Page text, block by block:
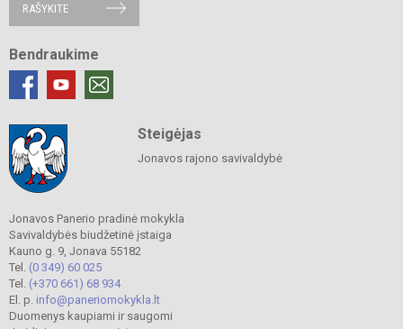
RAŠYKITE
Bendraukime
Steigėjas
Jonavos rajono savivaldybė
Jonavos Panerio pradinė mokykla
Savivaldybės biudžetinė įstaiga
Kauno g. 9, Jonava 55182
Tel. (0 349) 60 025
Tel. (+370 661) 68 934
El. p. info@paneriomokykla.lt
Duomenys kaupiami ir saugomi